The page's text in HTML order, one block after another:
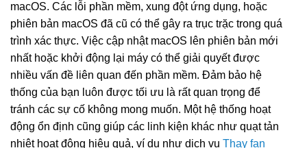
macOS. Các lỗi phần mềm, xung đột ứng dụng, hoặc
phiên bản macOS đã cũ có thể gây ra trục trặc trong quá
trình xác thực. Việc cập nhật macOS lên phiên bản mới
nhất hoặc khởi động lại máy có thể giải quyết được
nhiều vấn đề liên quan đến phần mềm. Đảm bảo hệ
thống của bạn luôn được tối ưu là rất quan trọng để
tránh các sự cố không mong muốn. Một hệ thống hoạt
động ổn định cũng giúp các linh kiện khác như quạt tản
nhiệt hoạt động hiệu quả, ví dụ như dịch vụ Thay fan